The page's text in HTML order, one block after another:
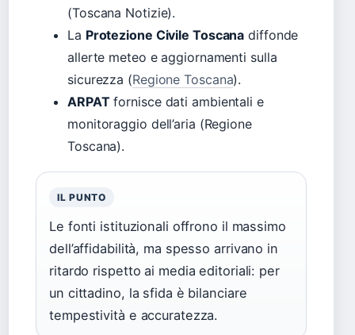
(Toscana Notizie).
La Protezione Civile Toscana diffonde
allerte meteo e aggiornamenti sulla
sicurezza (Regione Toscana).
ARPATfornisce dati ambientali e
monitoraggio dell’aria (Regione
Toscana).
IL PUNTO
Le fonti istituzionali offrono il massimo
dell’affidabilità, ma spesso arrivano in
ritardo rispetto ai media editoriali: per
un cittadino, la sfida è bilanciare
tempestività e accuratezza.